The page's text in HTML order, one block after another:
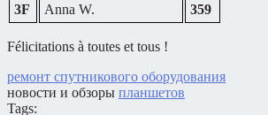
3F
Anna W. 359
Félicitations à toutes et tous !
ремонт спутникового оборудования
новости и обзоры планшетов
Tags: